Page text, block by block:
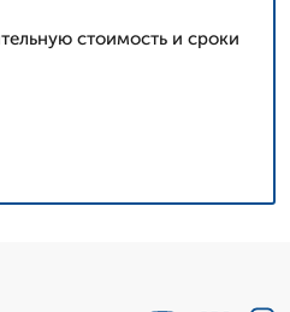
стоимость и сроки